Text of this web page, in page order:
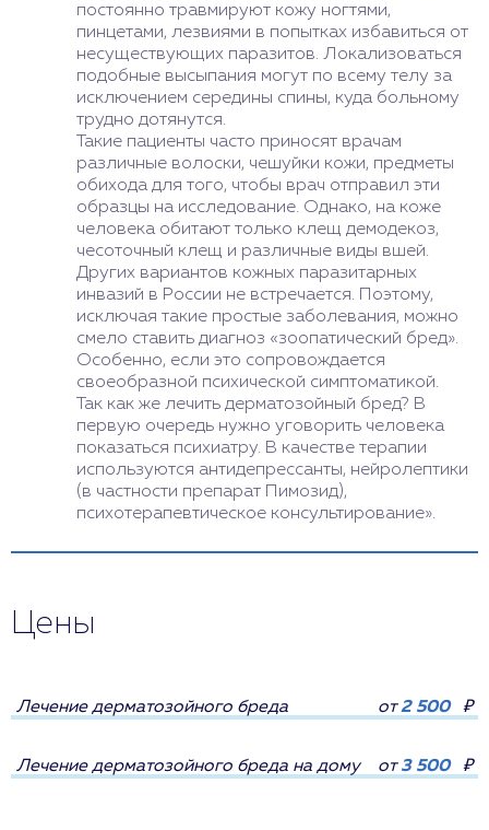
постоянно травмируют кожу ногтями,
пинцетами, лезвиями в попытках избавиться от
несуществующих паразитов. Локализоваться
подобные высыпания могут по всему телу за
исключением середины спины, куда больному
трудно дотянутся.
Такие пациенты часто приносят врачам
различные волоски, чешуйки кожи, предметы
обихода для того, чтобы врач отправил эти
образцы на исследование. Однако, на коже
человека обитают только клещ демодекоз,
чесоточный клещ и различные виды вшей.
Других вариантов кожных паразитарных
инвазий в России не встречается. Поэтому,
исключая такие простые заболевания, можно
смело ставить диагноз «зоопатический бред».
Особенно, если это сопровождается
своеобразной психической симптоматикой.
Так как же лечить дерматозойный бред? В
первую очередь нужно уговорить человека
показаться психиатру. В качестве терапии
используются антидепрессанты, нейролептики
(в частности препарат Пимозид),
психотерапевтическое консультирование».
Цены
Лечение дерматозойного бреда от2 500 ₽
Лечение дерматозойного бреда на дому от3 500 ₽